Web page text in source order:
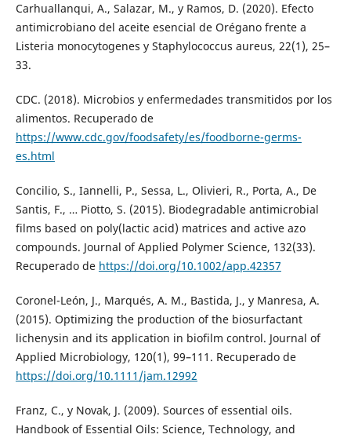
Carhuallanqui, A., Salazar, M., y Ramos, D. (2020). Efecto
antimicrobiano del aceite esencial de Orégano frente a
Listeria monocytogenes y Staphylococcus aureus, 22(1), 25–
33.
CDC. (2018). Microbios y enfermedades transmitidos por los
alimentos. Recuperado de
https://www.cdc.gov/foodsafety/es/foodborne-germs-
es.html
Concilio, S., Iannelli, P., Sessa, L., Olivieri, R., Porta, A., De
Santis, F., … Piotto, S. (2015). Biodegradable antimicrobial
films based on poly(lactic acid) matrices and active azo
compounds. Journal of Applied Polymer Science, 132(33).
Recuperado de https://doi.org/10.1002/app.42357
Coronel-León, J., Marqués, A. M., Bastida, J., y Manresa, A.
(2015). Optimizing the production of the biosurfactant
lichenysin and its application in biofilm control. Journal of
Applied Microbiology, 120(1), 99–111. Recuperado de
https://doi.org/10.1111/jam.12992
Franz, C., y Novak, J. (2009). Sources of essential oils.
Handbook of Essential Oils: Science, Technology, and